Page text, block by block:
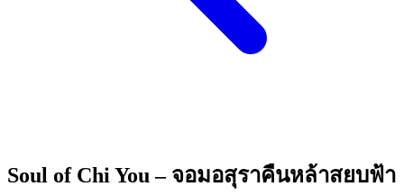
Soul of Chi You – จอมอสุราคืนหล้าสยบฟ้า